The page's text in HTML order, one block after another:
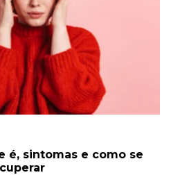
é, sintomas e como se